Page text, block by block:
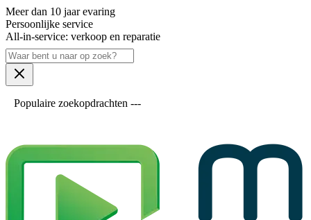
Meer dan 10 jaar evaring
Persoonlijke service
All-in-service: verkoop en reparatie
Populaire zoekopdrachten ---